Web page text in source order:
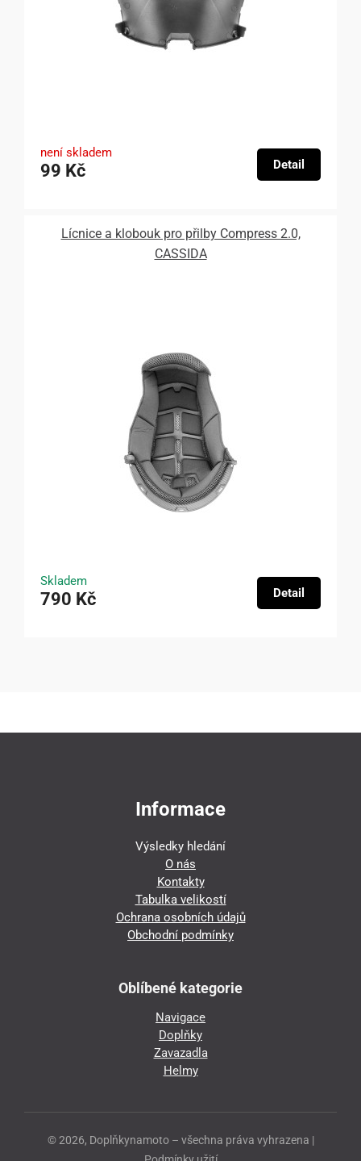
není skladem
99 Kč Detail
Lícnice a klobouk pro přilby Compress 2.0,
CASSIDA
Skladem
790 Kč Detail
Informace
Výsledky hledání
O nás
Kontakty
Tabulka velikostí
Ochrana osobních údajů
Obchodní podmínky
Oblíbené kategorie
Navigace
Doplňky
Zavazadla
Helmy
© 2026, Doplňkynamoto – všechna práva vyhrazena |